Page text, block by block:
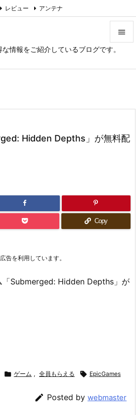
情報をご紹介しているブログです。

次へ
レビュー アンテナ
Hidden Depths」が無料配
Copy
告を利用しています。
「Submerged: Hidden Depths」が
 ゲーム , 全員もらえる  EpicGames
 Posted by webmaster